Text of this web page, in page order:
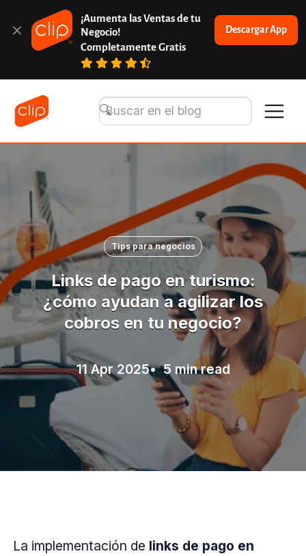
¡Aumenta las Ventas de tu
Negocio!
Completamente Gratis
Descargar App
Tips para negocios
Links de pago en turismo:
¿cómo ayudan a agilizar los
cobros en tu negocio?
11 Apr 2025• 5 min read
La implementación de links de pago en